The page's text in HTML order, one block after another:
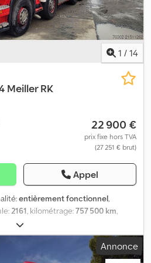
: 4.800 KG. LONGUEUR TOTALE
2026 58.555 km.
1 / 14
Meiller RK
22 900 €
prix fixe hors TVA
(27 251 € brut)
Appel
entièrement fonctionnel,
2161, kilométrage:757 500 km,
, première immatriculation:
diesel, poids à vide:14 845 kg, poids
, état des
d'essieux: 8x4, carburant:
Annonce